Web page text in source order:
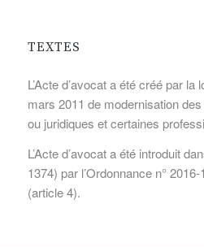
TEXTES
L’Acte d’avocat a été créé par la
mars 2011 de modernisation
ou juridiques et certaines
L’Acte d’avocat a été introduit
1374) par l’Ordonnance n°
(article 4).